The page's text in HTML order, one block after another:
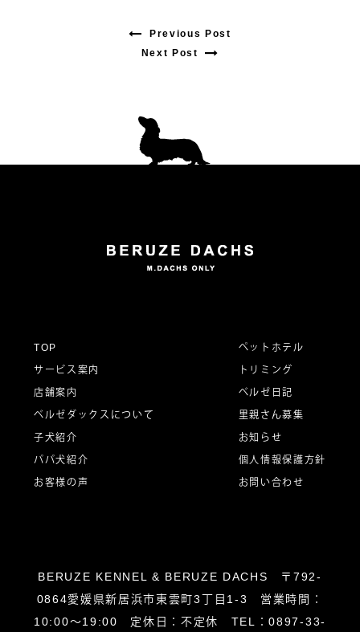
ー
シ
ョ
ン
Previous Post
Next Post
TOP
サービス案内
店舗案内
ベルゼダックスについて
子犬紹介
パパ犬紹介
お客様の声
ペットホテル
トリミング
ベルゼ日記
里親さん募集
お知らせ
個人情報保護方針
お問い合わせ
BERUZE KENNEL & BERUZE DACHS 〒792-
0864愛媛県新居浜市東雲町3丁目1-3 営業時間：
10:00～19:00 定休日：不定休 TEL：0897-33-